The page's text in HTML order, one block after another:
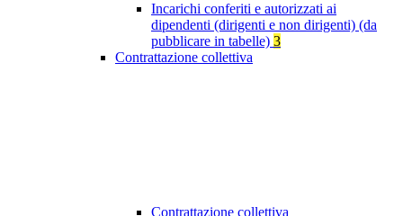
Incarichi conferiti e autorizzati ai
dipendenti (dirigenti e non dirigenti) (da
pubblicare in tabelle) 3
Contrattazione collettiva
Contrattazione collettiva